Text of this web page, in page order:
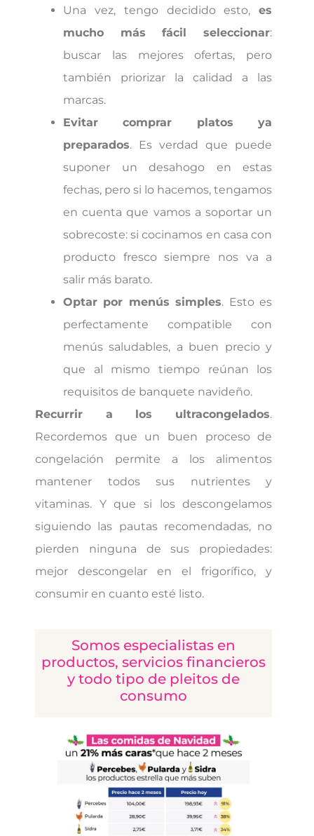
Una vez, tengo decidido esto,es
mucho más fácil seleccionar:
buscar las mejores ofertas, pero
también priorizar la calidad a las
marcas.
Evitar comprar platos ya
preparados. Es verdad que puede
suponer un desahogo en estas
fechas, pero si lo hacemos, tengamos
en cuenta que vamos a soportar un
sobrecoste: si cocinamos en casa con
producto fresco siempre nos va a
salir más barato.
Optar por menús simples. Esto es
perfectamente compatible con
menús saludables, a buen precio y
que al mismo tiempo reúnan los
requisitos de banquete navideño.
Recurrir a los ultracongelados.
Recordemos que un buen proceso de
congelación permite a los alimentos
mantener todos sus nutrientes y
vitaminas. Y que si los descongelamos
siguiendo las pautas recomendadas, no
pierden ninguna de sus propiedades:
mejor descongelar en el frigorífico, y
consumir en cuanto esté listo.
Somos especialistas en
productos, servicios financieros
y todo tipo de pleitos de
consumo